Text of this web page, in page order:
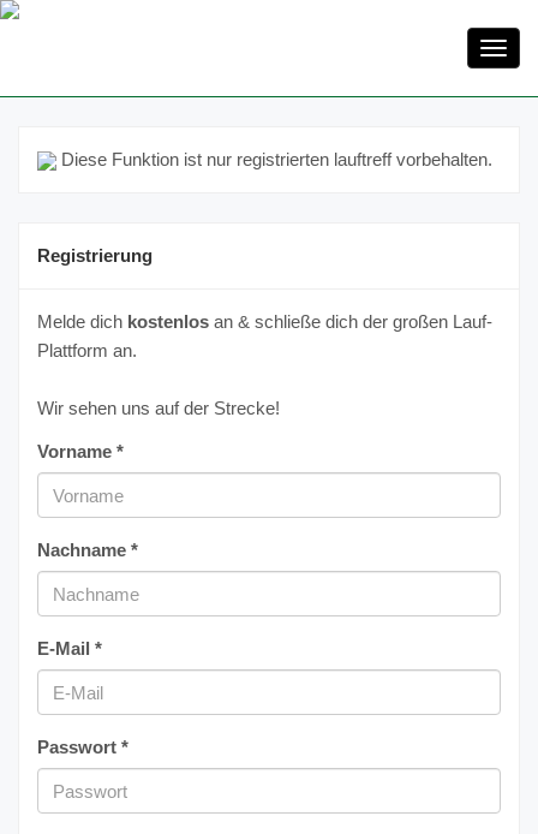
Diese Funktion ist nur registrierten lauftreff vorbehalten.
Registrierung
Melde dich kostenlos an & schließe dich der großen Lauf-
Plattform an.
Wir sehen uns auf der Strecke!
Vorname *
Nachname *
E-Mail *
Passwort *